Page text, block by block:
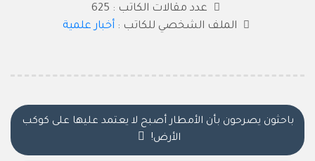
عدد مقالات الكاتب : 625
الملف الشخصي للكاتب : أخبار علمية
باحثون يصرحون بأن الأمطار أصبح لا يعتمد عليها على كوكب
الأرض!